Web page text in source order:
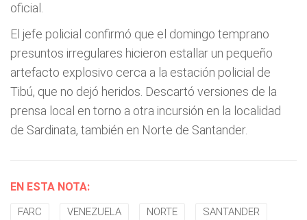
oficial.
El jefe policial confirmó que el domingo temprano
presuntos irregulares hicieron estallar un pequeño
artefacto explosivo cerca a la estación policial de
Tibú, que no dejó heridos. Descartó versiones de la
prensa local en torno a otra incursión en la localidad
de Sardinata, también en Norte de Santander.
EN ESTA NOTA:
FARC VENEZUELA NORTE SANTANDER